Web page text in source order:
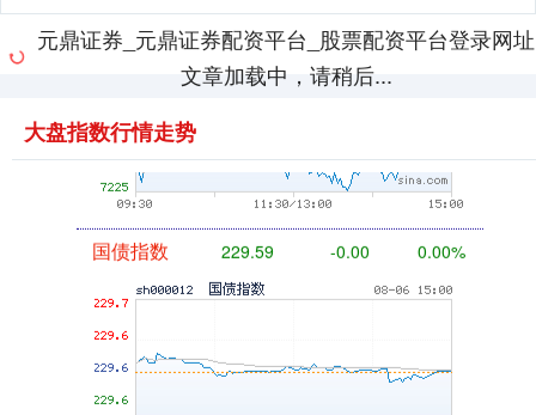
元鼎证券_元鼎证券配资平台_股票配资平台登录网址
文章加载中，请稍后...
大盘指数行情走势
基金指数 7229.80 -1.63 -0.02%
国债指数 229.59 0.00%